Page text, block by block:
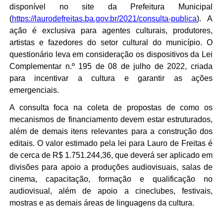
disponível no site da Prefeitura Municipal
(https://laurodefreitas.ba.gov.br/2021/consulta-publica). A
ação é exclusiva para agentes culturais, produtores,
artistas e fazedores do setor cultural do município. O
questionário leva em consideração os dispositivos da Lei
Complementar n.º 195 de 08 de julho de 2022, criada
para incentivar a cultura e garantir as ações
emergenciais.
A consulta foca na coleta de propostas de como os
mecanismos de financiamento devem estar estruturados,
além de demais itens relevantes para a construção dos
editais. O valor estimado pela lei para Lauro de Freitas é
de cerca de R$ 1.751.244,36, que deverá ser aplicado em
divisões para apoio a produções audiovisuais, salas de
cinema, capacitação, formação e qualificação no
audiovisual, além de apoio a cineclubes, festivais,
mostras e as demais áreas de linguagens da cultura.